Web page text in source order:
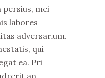
persius, mei
labores
adversarium.
qui
ea. Pri
an.